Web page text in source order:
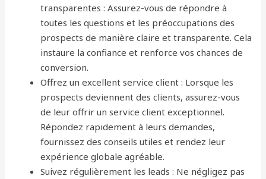
transparentes : Assurez-vous de répondre à
toutes les questions et les préoccupations des
prospects de manière claire et transparente. Cela
instaure la confiance et renforce vos chances de
conversion.
Offrez un excellent service client : Lorsque les
prospects deviennent des clients, assurez-vous
de leur offrir un service client exceptionnel.
Répondez rapidement à leurs demandes,
fournissez des conseils utiles et rendez leur
expérience globale agréable.
Suivez régulièrement les leads : Ne négligez pas